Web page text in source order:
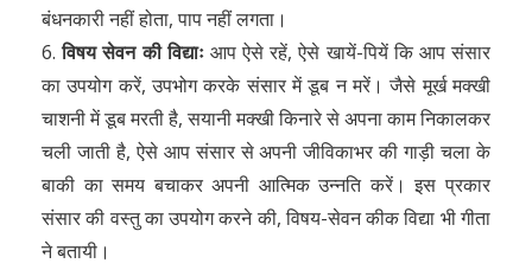
बंधनकारी नहीं होता, पाप नहीं लगता।
6.विषय सेवन की विद्याःआप ऐसे रहें, ऐसे खायें-पियें कि आप संसार
का उपयोग करें, उपभोग करके संसार में डूब न मरें। जैसे मूर्ख मक्खी
चाशनी में डूब मरती है, सयानी मक्खी किनारे से अपना काम निकालकर
चली जाती है, ऐसे आप संसार से अपनी जीविकाभर की गाड़ी चला के
बाकी का समय बचाकर अपनी आत्मिक उन्नति करें। इस प्रकार
संसार की वस्तु का उपयोग करने की, विषय-सेवन कीक विद्या भी गीता
ने बतायी।